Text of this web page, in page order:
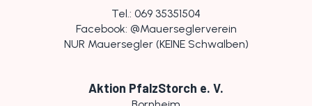
Tel.: 069 35351504
Facebook: @Mauerseglerverein
NUR Mauersegler (KEINE Schwalben)
Aktion PfalzStorch e. V.